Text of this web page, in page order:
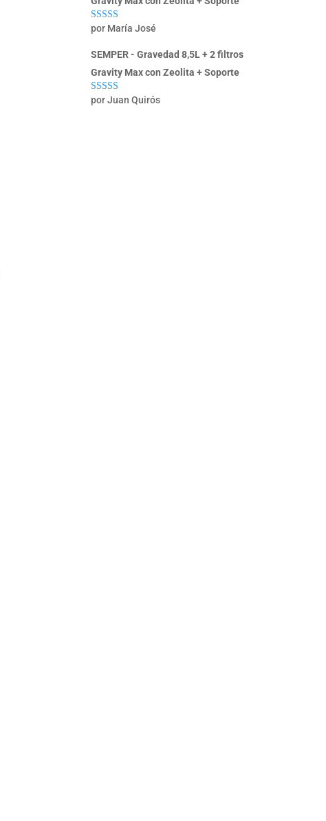
Valorado con
por María José
SEMPER - Gravedad 8,5L + 2 filtros
Gravity Max con Zeolita + Soporte
Valorado con
por Juan Quirós